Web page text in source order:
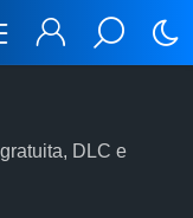
DLC e